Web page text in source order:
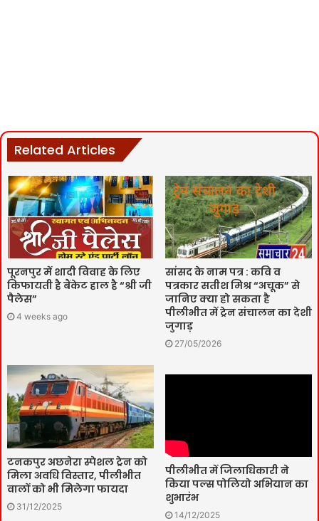
Related Articles
पूरनपुर में शादी विवाह के लिए
किफायती है बैंकेट हाल है “श्री जी
पैलेस”
4 weeks ago
सांसद के नाम पत्र : कवि व
पत्रकार सतीश मिश्र “अचूक” से
जानिए क्या हो सकता है
पीलीभीत में ट्रेन संचालन का देशी
जुगाड़
27/05/2026
टनकपुर अछनेरा स्पेशल ट्रेन को
मिला अवधि विस्तार, पीलीभीत
वालों को भी मिलेगा फायदा
31/12/2025
पीलीभीत में जिलाधिकारी ने
किया पल्स पोलियो अभियान का
शुभारंभ
14/12/2025